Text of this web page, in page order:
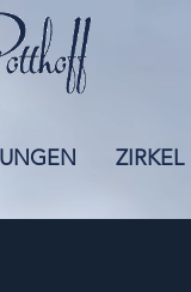
ZIRKEL